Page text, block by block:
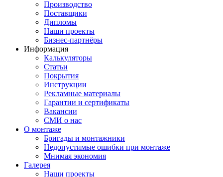
Производство
Поставщики
Дипломы
Наши проекты
Бизнес-партнёры
Информация
Калькуляторы
Статьи
Покрытия
Инструкции
Рекламные материалы
Гарантии и сертификаты
Вакансии
СМИ о нас
О монтаже
Бригады и монтажники
Недопустимые ошибки при монтаже
Мнимая экономия
Галерея
Наши проекты